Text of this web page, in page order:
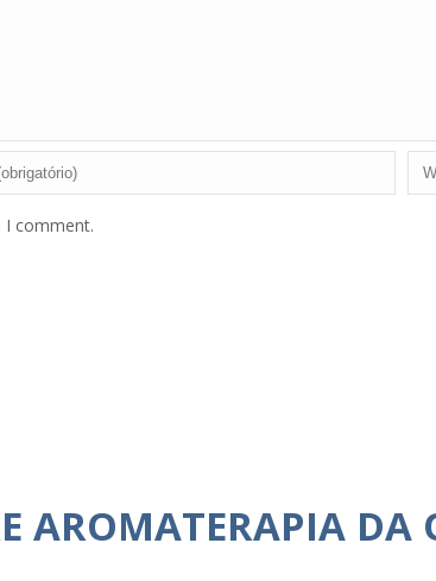
I comment.
AROMATERAPIA DA